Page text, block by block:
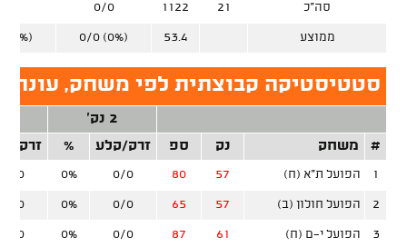
סה"כ 21
1122
0/0
ממוצע 53.4
0/0 (0%)
(0%)
סטטיסטיקה קבוצתית לפי משחק, עונה
2 נק'
#
משחק נק ספ זרק/קלע % זרק/
1 הפועל ת"א (ח) 57
80
0/0
0%
0/0
2 הפועל חולון (ב) 57
65
0/0
0%
0/0
3 הפועל י-ם (ח) 61
87
0/0
0%
0/0